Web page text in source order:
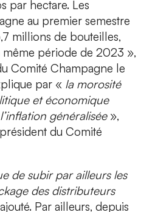
par hectare. Les
au premier semestre
millions de bouteilles,
même période de 2023 »,
Comité Champagne le
par « la morosité
et économique
généralisée»,
du Comité
de subir par ailleurs les
des distributeurs
Par ailleurs, depuis